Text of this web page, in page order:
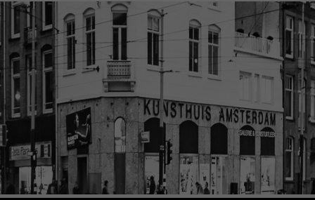
Nieuwstraat 35
2312 KA Leiden
+31(0)71 – 52 84 480
info@kunsthuisleiden.nl
Lees meer